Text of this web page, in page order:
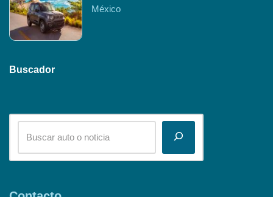
México
Buscador